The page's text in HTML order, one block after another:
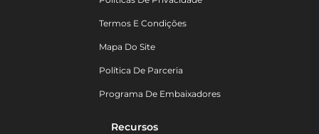
Termos E Condições
Mapa Do Site
Política De Parceria
Programa De Embaixadores
Recursos